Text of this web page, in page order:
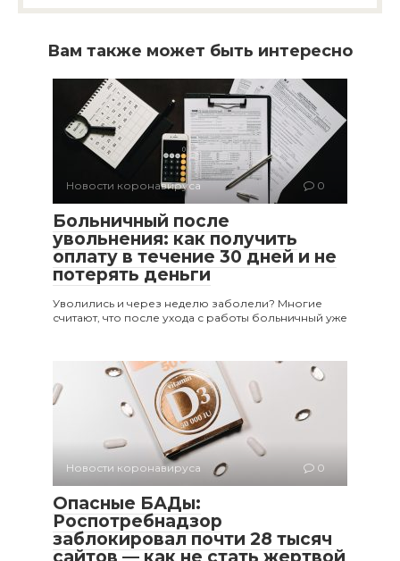
Вам также может быть интересно
Новости коронавируса 0
Больничный после
увольнения: как получить
оплату в течение 30 дней и не
потерять деньги
Уволились и через неделю заболели? Многие
считают, что после ухода с работы больничный уже
Новости коронавируса 0
Опасные БАДы:
Роспотребнадзор
заблокировал почти 28 тысяч